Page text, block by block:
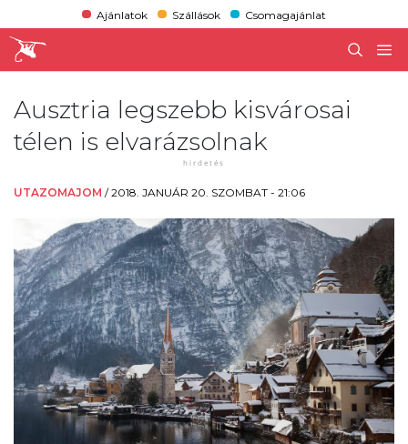
Ajánlatok Szállások Csomagajánlat
Ausztria legszebb kisvárosai
télen is elvarázsolnak
UTAZOMAJOM /2018. JANUÁR 20. SZOMBAT - 21:06